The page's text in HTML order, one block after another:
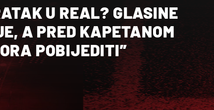
U REAL? GLASINE
A PRED KAPETANOM
POBIJEDITI”